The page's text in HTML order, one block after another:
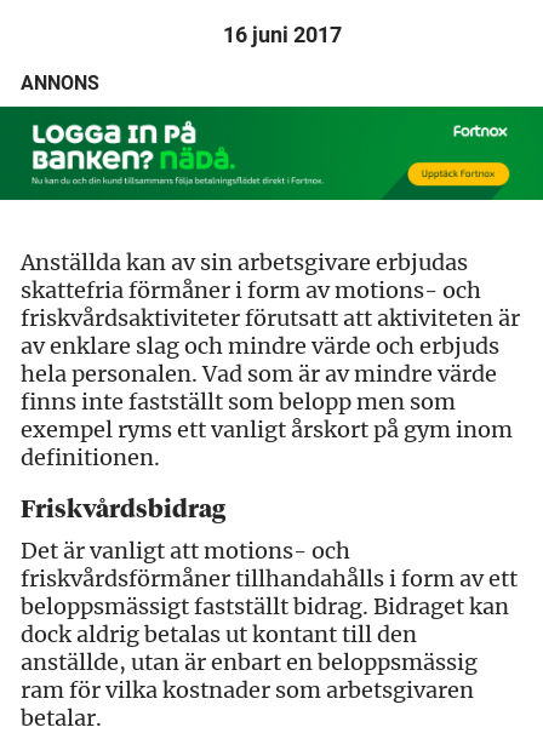
16 juni 2017
ANNONS
Anställda kan av sin arbetsgivare erbjudas
skattefria förmåner i form av motions- och
friskvårdsaktiviteter förutsatt att aktiviteten är
av enklare slag och mindre värde och erbjuds
hela personalen. Vad som är av mindre värde
finns inte fastställt som belopp men som
exempel ryms ett vanligt årskort på gym inom
definitionen.
Friskvårdsbidrag
Det är vanligt att motions- och
friskvårdsförmåner tillhandahålls i form av ett
beloppsmässigt fastställt bidrag. Bidraget kan
dock aldrig betalas ut kontant till den
anställde, utan är enbart en beloppsmässig
ram för vilka kostnader som arbetsgivaren
betalar.